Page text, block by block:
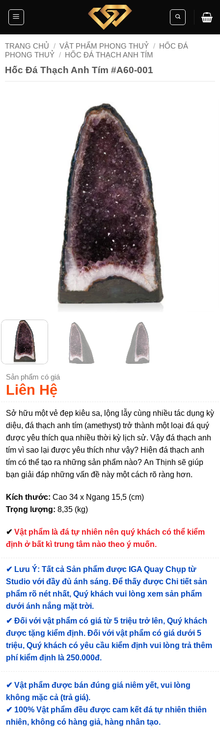
TRANG CHỦ / VẬT PHẨM PHONG THUỶ / HỐC ĐÁ
PHONG THUỶ / HỐC ĐÁ THẠCH ANH TÍM
Hốc Đá Thạch Anh Tím #A60-001
Sản phẩm có giá
Liên Hệ
Sở hữu một vẻ đẹp kiêu sa, lộng lẫy cùng nhiều tác dụng kỳ
diệu, đá thạch anh tím (amethyst) trở thành một loại đá quý
được yêu thích qua nhiều thời kỳ lịch sử. Vậy đá thạch anh
tím vì sao lại được yêu thích như vậy? Hiện đá thạch anh
tím có thể tạo ra những sản phẩm nào? An Thịnh sẽ giúp
bạn giải đáp những vấn đề này một cách rõ ràng hơn.
Kích thước: Cao 34 x Ngang 15,5 (cm)
Trọng lượng: 8,35 (kg)
✔ Vật phẩm là đá tự nhiên nên quý khách có thể kiểm
định ở bất kì trung tâm nào theo ý muốn.
✔ Lưu Ý: Tất cả Sản phẩm được IGA Quay Chụp từ
Studio với đầy đủ ánh sáng. Để thấy được Chi tiết sản
phẩm rõ nét nhất, Quý khách vui lòng xem sản phẩm
dưới ánh nắng mặt trời.
✔ Đối với vật phẩm có giá từ 5 triệu trở lên, Quý khách
được tặng kiểm định. Đối với vật phẩm có giá dưới 5
triệu, Quý khách có yêu cầu kiểm định vui lòng trả thêm
phí kiểm định là 250.000đ.
✔ Vật phẩm được bán đúng giá niêm yết, vui lòng
không mặc cả (trả giá).
✔ 100% Vật phẩm đều được cam kết đá tự nhiên thiên
nhiên, không có hàng giả, hàng nhân tạo.